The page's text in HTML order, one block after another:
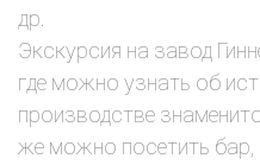
др.
Экскурсия на завод
где можно узнать об
производстве
же можно посетить бар,